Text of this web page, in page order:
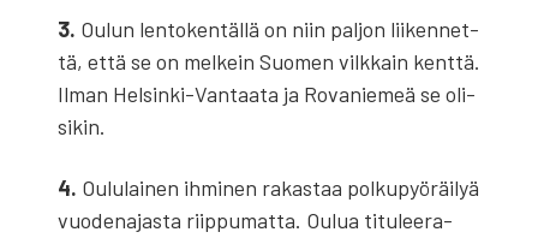
3. Oulun len­to­ken­täl­lä on niin pal­jon lii­ken­net­
tä, että se on mel­kein Suo­men vilk­kain kent­tä.
Ilman Hel­sin­ki-Van­taa­ta ja Rova­nie­meä se oli­
si­kin.
4. Oulu­lai­nen ihmi­nen rakas­taa pol­ku­pyö­räi­lyä
vuo­de­na­jas­ta riip­pu­mat­ta. Oulua titu­lee­ra­